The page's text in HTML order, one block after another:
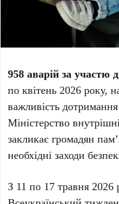
958 аварій за участю
по квітень 2026 року,
важливість
Міністерство
закликає громадян
необхідні заходи
З 11 по 17 травня 2026